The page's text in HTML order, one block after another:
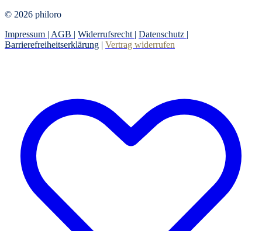
© 2026 philoro
Impressum | AGB | Widerrufsrecht | Datenschutz |
Barrierefreiheitserklärung | Vertrag widerrufen